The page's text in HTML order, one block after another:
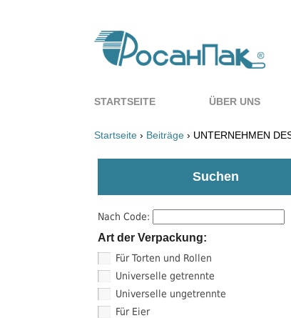
STARTSEITE ÜBER UNS
Startseite › Beiträge › UNTERNEHMEN
Suchen
Nach Code:
Art der Verpackung:
Für Torten und Rollen
Universelle getrennte
Universelle ungetrennte
Für Eier